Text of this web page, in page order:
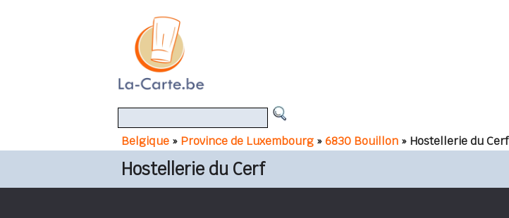
Belgique » Province de Luxembourg »6830 Bouillon » Hostellerie du Cerf
Hostellerie du Cerf